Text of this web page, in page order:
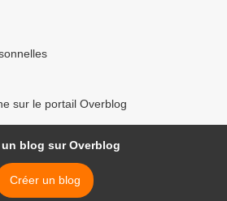
sur le portail Overblog
un blog sur Overblog
Créer un blog